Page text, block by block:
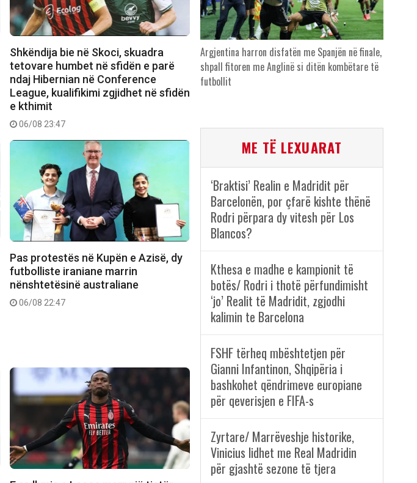
Shkëndija bie në Skoci, skuadra
tetovare humbet në sfidën e parë
ndaj Hibernian në Conference
League, kualifikimi zgjidhet në sfidën
e kthimit
06/08 23:47
Pas protestës në Kupën e Azisë, dy
futbolliste iraniane marrin
nënshtetësinë australiane
06/08 22:47
Argjentina harron disfatën me Spanjën në finale,
shpall fitoren me Anglinë si ditën kombëtare të
futbollit
ME TË LEXUARAT
‘Braktisi’ Realin e Madridit për
Barcelonën, por çfarë kishte thënë
Rodri përpara dy vitesh për Los
Blancos?
Kthesa e madhe e kampionit të
botës/ Rodri i thotë përfundimisht
‘jo’ Realit të Madridit, zgjodhi
kalimin te Barcelona
FSHF tërheq mbështetjen për
Gianni Infantinon, Shqipëria i
bashkohet qëndrimeve europiane
për qeverisjen e FIFA-s
Zyrtare/ Marrëveshje historike,
Vinicius lidhet me Real Madridin
për gjashtë sezone të tjera